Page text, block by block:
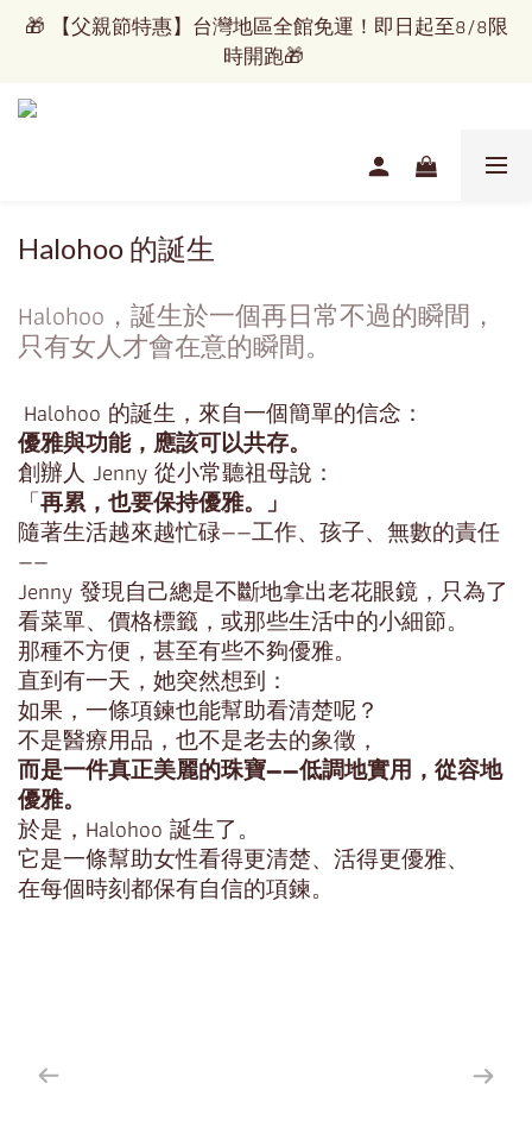
🎁 【父親節特惠】台灣地區全館免運！即日起至8/8限
時開跑🎁
🎁 【父親節特惠】台灣地區全館免運！即日起至8/8限
時開跑🎁
時開跑🎁
Halohoo 的誕生
Halohoo，誕生於一個再日常不過的瞬間，
只有女人才會在意的瞬間。
Halohoo 的誕生，來自一個簡單的信念：
優雅與功能，應該可以共存。
創辦人 Jenny 從小常聽祖母說：
「再累，也要保持優雅。」
隨著生活越來越忙碌——工作、孩子、無數的責任
——
Jenny 發現自己總是不斷地拿出老花眼鏡，只為了
看菜單、價格標籤，或那些生活中的小細節。
那種不方便，甚至有些不夠優雅。
直到有一天，她突然想到：
如果，一條項鍊也能幫助看清楚呢？
不是醫療用品，也不是老去的象徵，
而是一件真正美麗的珠寶——低調地實用，從容地
優雅。
於是，Halohoo 誕生了。
它是一條幫助女性看得更清楚、活得更優雅、
在每個時刻都保有自信的項鍊。